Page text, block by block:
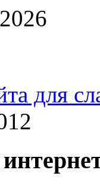
для